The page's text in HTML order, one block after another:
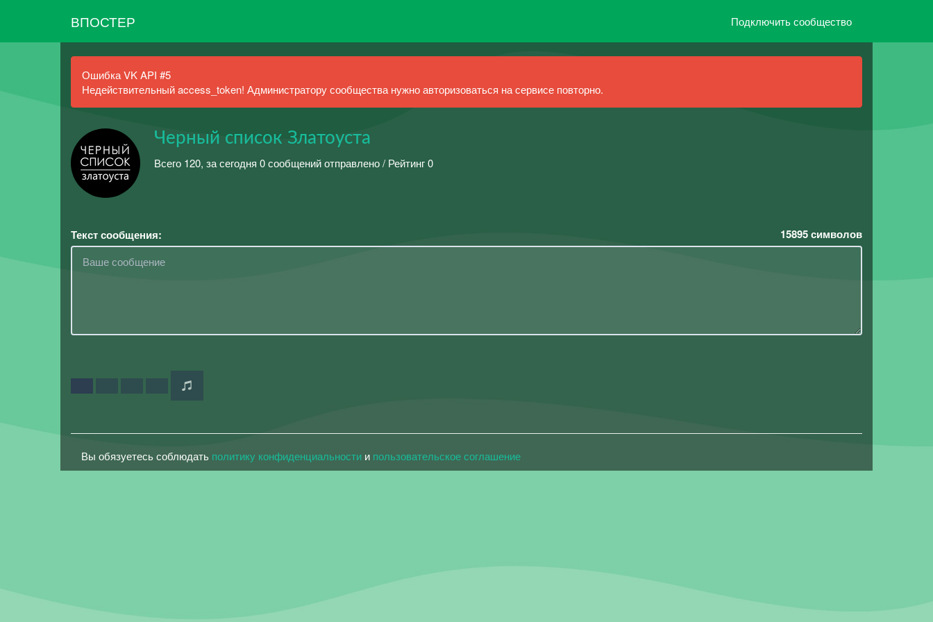
ВПОСТЕР Подключить сообщество
Ошибка VK API #5
Недействительный access_token! Администратору сообщества нужно авторизоваться на сервисе повторно.
Черный список Златоуста
Всего 120, за сегодня 0 сообщений отправлено / Рейтинг 0
Текст сообщения: 15895символов
Вы обязуетесь соблюдать политику конфиденциальности и пользовательское соглашение